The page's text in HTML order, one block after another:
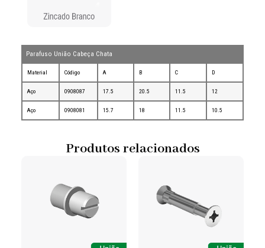
Parafuso União Cabeça Chata
Material Código A B C D
Aço 0908087 17.5 20.5 11.5 12
Aço 0908081 15.7 18 11.5 10.5
Produtos relacionados